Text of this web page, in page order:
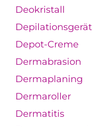
Deokristall
Depilationsgerät
Depot-Creme
Dermabrasion
Dermaplaning
Dermaroller
Dermatitis